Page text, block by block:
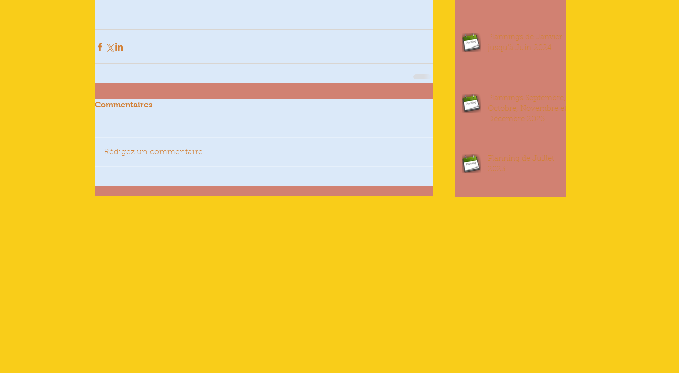
Commentaires
Rédigez un commentaire...
Plannings de Janvier
jusqu’à Juin 2024
Plannings Septembre,
Octobre, Novembre et
Décembre 2023
Planning de Juillet
2023